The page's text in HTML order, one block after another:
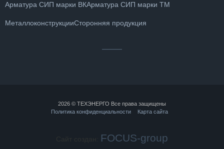
Арматура СИП марки ВКАрматура СИП марки ТМ
МеталлоконструкцииСторонняя продукция
2026 © ТЕХЭНЕРГО Все права защищены
Политика конфиденциальности
Карта сайта
FOCUS-group